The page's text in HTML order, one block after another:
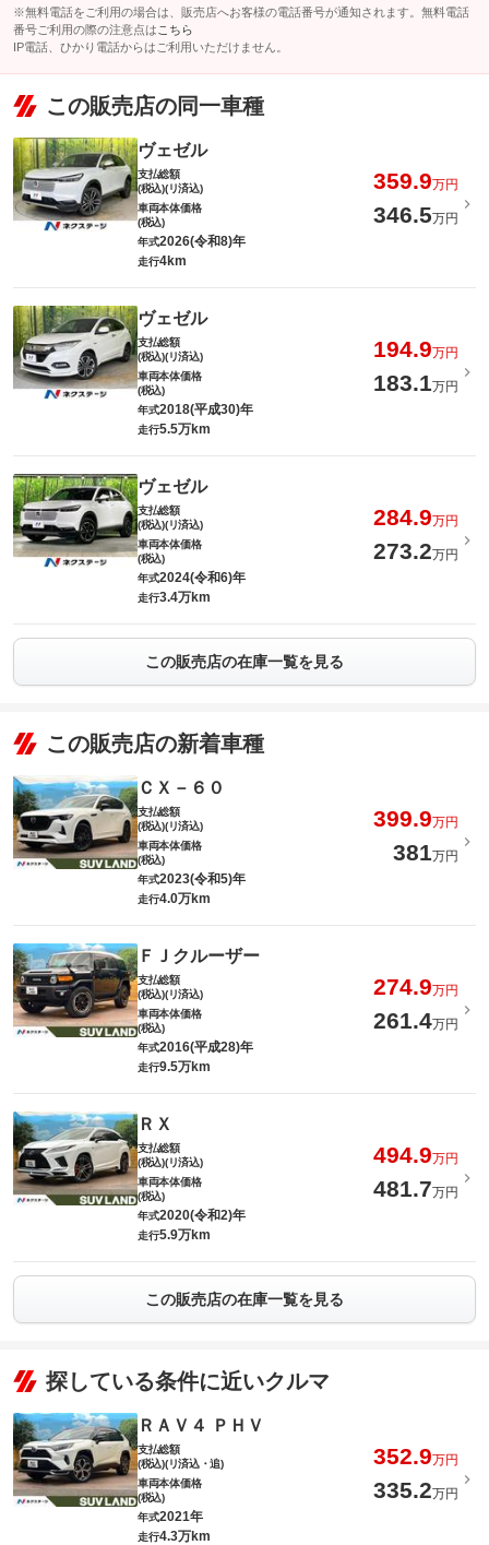
※無料電話をご利用の場合は、販売店へお客様の電話番号が通知されます。無料電話
番号ご利用の際の注意点は こちら
IP電話、ひかり電話からはご利用いただけません。
この販売店の同一車種
ヴェゼル
支払総額
(税込)(リ済込)
359.9万円
車両本体価格
(税込)
346.5万円
年式2026(令和8)年
走行4km
ヴェゼル
支払総額
(税込)(リ済込)
194.9万円
車両本体価格
(税込)
183.1万円
年式2018(平成30)年
走行5.5万km
ヴェゼル
支払総額
(税込)(リ済込)
284.9万円
車両本体価格
(税込)
273.2万円
年式2024(令和6)年
走行3.4万km
この販売店の在庫一覧を見る
この販売店の新着車種
ＣＸ－６０
支払総額
(税込)(リ済込)
399.9万円
車両本体価格
(税込)
381万円
年式2023(令和5)年
走行4.0万km
ＦＪクルーザー
支払総額
(税込)(リ済込)
274.9万円
車両本体価格
(税込)
261.4万円
年式2016(平成28)年
走行9.5万km
ＲＸ
支払総額
(税込)(リ済込)
494.9万円
車両本体価格
(税込)
481.7万円
年式2020(令和2)年
走行5.9万km
この販売店の在庫一覧を見る
探している条件に近いクルマ
ＲＡＶ４ ＰＨＶ
支払総額
(税込)(リ済込・追)
352.9万円
車両本体価格
(税込)
335.2万円
年式2021年
走行4.3万km